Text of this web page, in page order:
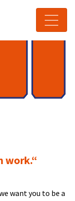
work.“
want you to be a